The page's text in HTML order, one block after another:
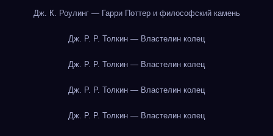
Дж. К. Роулинг — Гарри Поттер и философский камень
Дж. Р. Р. Толкин — Властелин колец
Дж. Р. Р. Толкин — Властелин колец
Дж. Р. Р. Толкин — Властелин колец
Дж. Р. Р. Толкин — Властелин колец